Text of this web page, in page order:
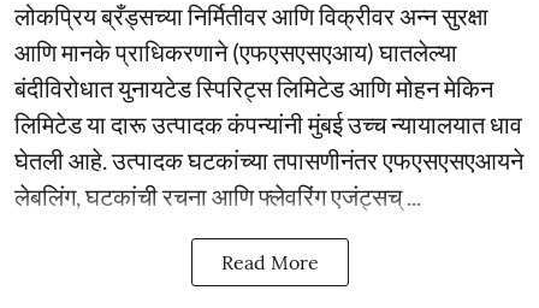
लोकप्रिय ब्रँड्सच्या निर्मितीवर आणि विक्रीवर अन्न सुरक्षा
आणि मानके प्राधिकरणाने (एफएसएसएआय) घातलेल्या
बंदीविरोधात युनायटेड स्पिरिट्स लिमिटेड आणि मोहन मेकिन
लिमिटेड या दारू उत्पादक कंपन्यांनी मुंबई उच्च न्यायालयात धाव
घेतली आहे. उत्पादक घटकांच्या तपासणीनंतर एफएसएसएआयने
लेबलिंग, घटकांची रचना आणि फ्लेवरिंग एजंट्सच् ...
Read More